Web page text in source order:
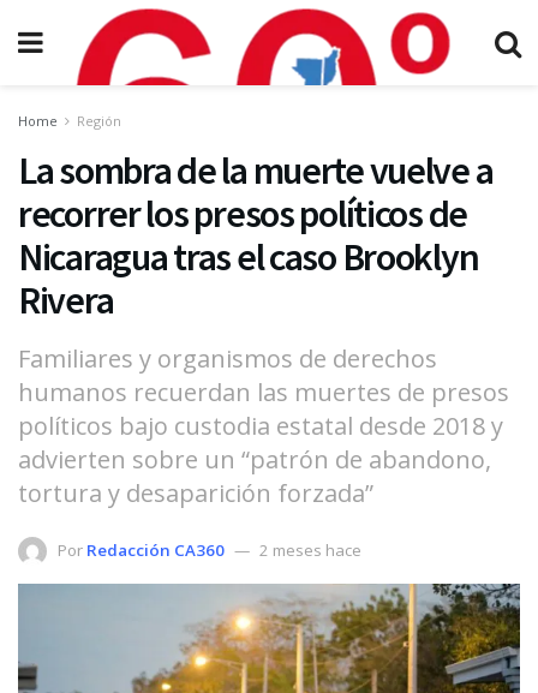
Home Región
La sombra de la muerte vuelve a
recorrer los presos políticos de
Nicaragua tras el caso Brooklyn
Rivera
Familiares y organismos de derechos
humanos recuerdan las muertes de presos
políticos bajo custodia estatal desde 2018 y
advierten sobre un “patrón de abandono,
tortura y desaparición forzada”
Por Redacción CA360 2 meses hace